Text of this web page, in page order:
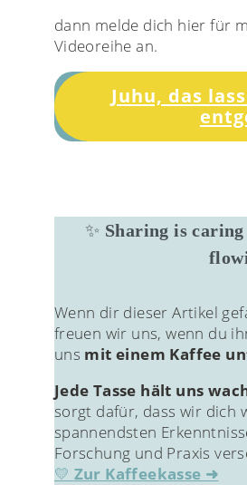
dann melde dich hier für
Videoreihe an.
Juhu, das
✨ Sharing is
Wenn dir dieser Artikel
freuen wir uns, wenn du
uns mit einem Kaffee
Jede Tasse hält uns
sorgt dafür, dass wir dich
spannendsten
Forschung und Praxis
💛 Zur Kaffeekasse ➜